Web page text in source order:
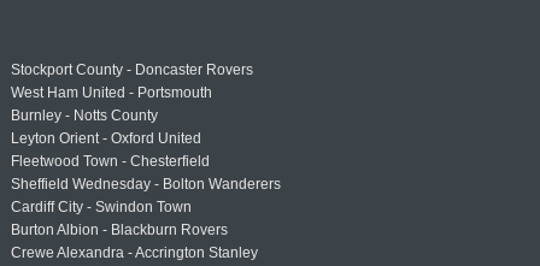
Stockport County - Doncaster Rovers
West Ham United - Portsmouth
Burnley - Notts County
Leyton Orient - Oxford United
Fleetwood Town - Chesterfield
Sheffield Wednesday - Bolton Wanderers
Cardiff City - Swindon Town
Burton Albion - Blackburn Rovers
Crewe Alexandra - Accrington Stanley